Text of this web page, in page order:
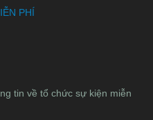
PHÍ
tin về tổ chức sự kiện miễn